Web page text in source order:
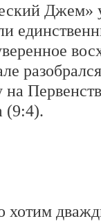
Джем»
на
(9:4).
хотим